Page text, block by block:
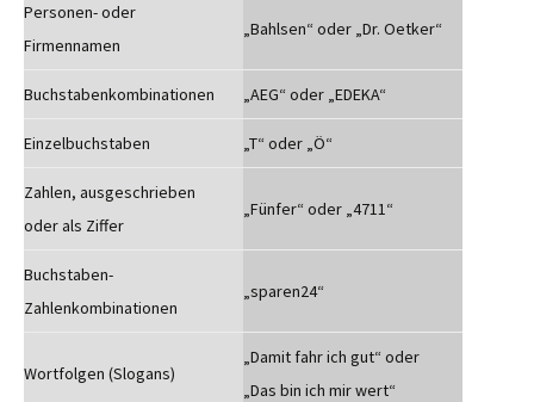
Personen- oder
Firmennamen
„Bahlsen“ oder „Dr. Oetker“
Buchstabenkombinationen „AEG“ oder „EDEKA“
Einzelbuchstaben „T“ oder „Ö“
Zahlen, ausgeschrieben
oder als Ziffer
„Fünfer“ oder „4711“
Buchstaben-
Zahlenkombinationen
„sparen24“
Wortfolgen (Slogans)
„Damit fahr ich gut“ oder
„Das bin ich mir wert“